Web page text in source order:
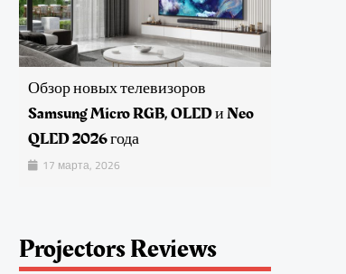
Обзор новых телевизоров
Samsung Micro RGB, OLED и Neo
QLED 2026 года
17 марта, 2026
Projectors Reviews